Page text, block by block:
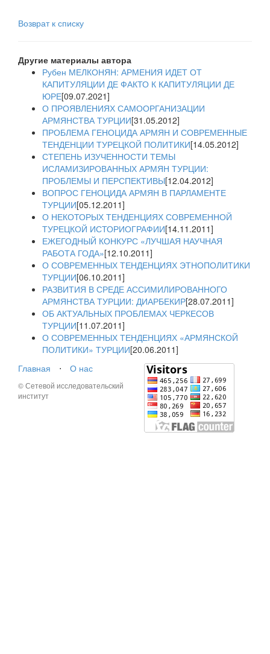
Возврат к списку
Другие материалы автора
Рубен МЕЛКОНЯН: АРМЕНИЯ ИДЕТ ОТ
КАПИТУЛЯЦИИ ДЕ ФАКТО К КАПИТУЛЯЦИИ ДЕ
ЮРЕ[09.07.2021]
О ПРОЯВЛЕНИЯХ САМООРГАНИЗАЦИИ
АРМЯНСТВА ТУРЦИИ[31.05.2012]
ПРОБЛЕМА ГЕНОЦИДА АРМЯН И СОВРЕМЕННЫЕ
ТЕНДЕНЦИИ ТУРЕЦКОЙ ПОЛИТИКИ[14.05.2012]
СТЕПЕНЬ ИЗУЧЕННОСТИ ТЕМЫ
ИСЛАМИЗИРОВАННЫХ АРМЯН ТУРЦИИ:
ПРОБЛЕМЫ И ПЕРСПЕКТИВЫ[12.04.2012]
ВОПРОС ГЕНОЦИДА АРМЯН В ПАРЛАМЕНТЕ
ТУРЦИИ[05.12.2011]
О НЕКОТОРЫХ ТЕНДЕНЦИЯХ СОВРЕМЕННОЙ
ТУРЕЦКОЙ ИСТОРИОГРАФИИ[14.11.2011]
ЕЖЕГОДНЫЙ КОНКУРС «ЛУЧШАЯ НАУЧНАЯ
РАБОТА ГОДА»[12.10.2011]
О СОВРЕМЕННЫХ ТЕНДЕНЦИЯХ ЭТНОПОЛИТИКИ
ТУРЦИИ[06.10.2011]
РАЗВИТИЯ В СРЕДЕ АССИМИЛИРОВАННОГО
АРМЯНСТВА ТУРЦИИ: ДИАРБЕКИР[28.07.2011]
ОБ АКТУАЛЬНЫХ ПРОБЛЕМАХ ЧЕРКЕСОВ
ТУРЦИИ[11.07.2011]
О СОВРЕМЕННЫХ ТЕНДЕНЦИЯХ «АРМЯНСКОЙ
ПОЛИТИКИ» ТУРЦИИ[20.06.2011]
Главная
⋅ О нас
© Сетевой исследовательский
институт